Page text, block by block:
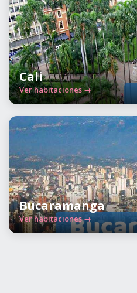
Cali
Ver habitaciones →
Bucaramanga
Ver habitaciones →